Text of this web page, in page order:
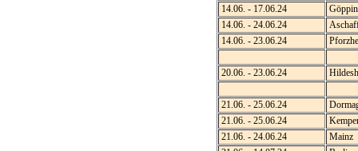
14.06. - 17.06.24
14.06. - 24.06.24
14.06. - 23.06.24
20.06. - 23.06.24
21.06. - 25.06.24
21.06. - 25.06.24
21.06. - 24.06.24
Mainz